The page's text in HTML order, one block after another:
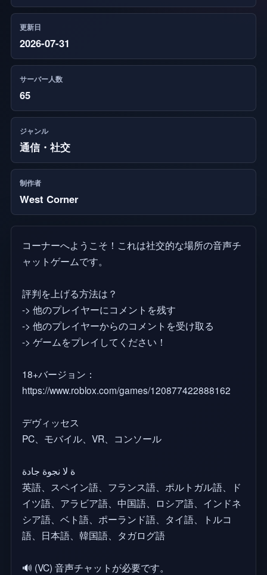
更新日
2026-07-31
サーバー人数
65
ジャンル
通信・社交
制作者
West Corner
コーナーへようこそ！これは社交的な場所の音声チ
ャットゲームです。
評判を上げる方法は？
-> 他のプレイヤーにコメントを残す
-> 他のプレイヤーからのコメントを受け取る
-> ゲームをプレイしてください！
18+バージョン：
https://www.roblox.com/games/120877422888162
デヴィッセス
PC、モバイル、VR、コンソール
ة لا نجوة جادة
英語、スペイン語、フランス語、ポルトガル語、ド
イツ語、アラビア語、中国語、ロシア語、インドネ
シア語、ベト語、ポーランド語、タイ語、トルコ
語、日本語、韓国語、タガログ語
🔊 (VC) 音声チャットが必要です。